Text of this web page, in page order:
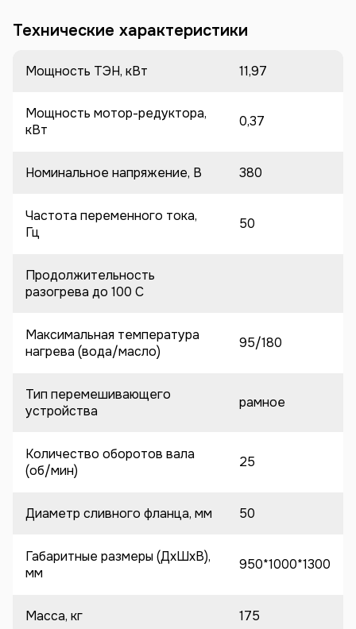
Технические характеристики
Мощность ТЭН, кВт 11,97
Мощность мотор-редуктора,
кВт
0,37
Номинальное напряжение, В 380
Частота переменного тока,
Гц
50
Продолжительность
разогрева до 100 C
Максимальная температура
нагрева (вода/масло)
95/180
Тип перемешивающего
устройства
рамное
Количество оборотов вала
(об/мин)
25
Диаметр сливного фланца, мм 50
Габаритные размеры (ДхШхВ),
мм
950*1000*1300
Масса, кг 175